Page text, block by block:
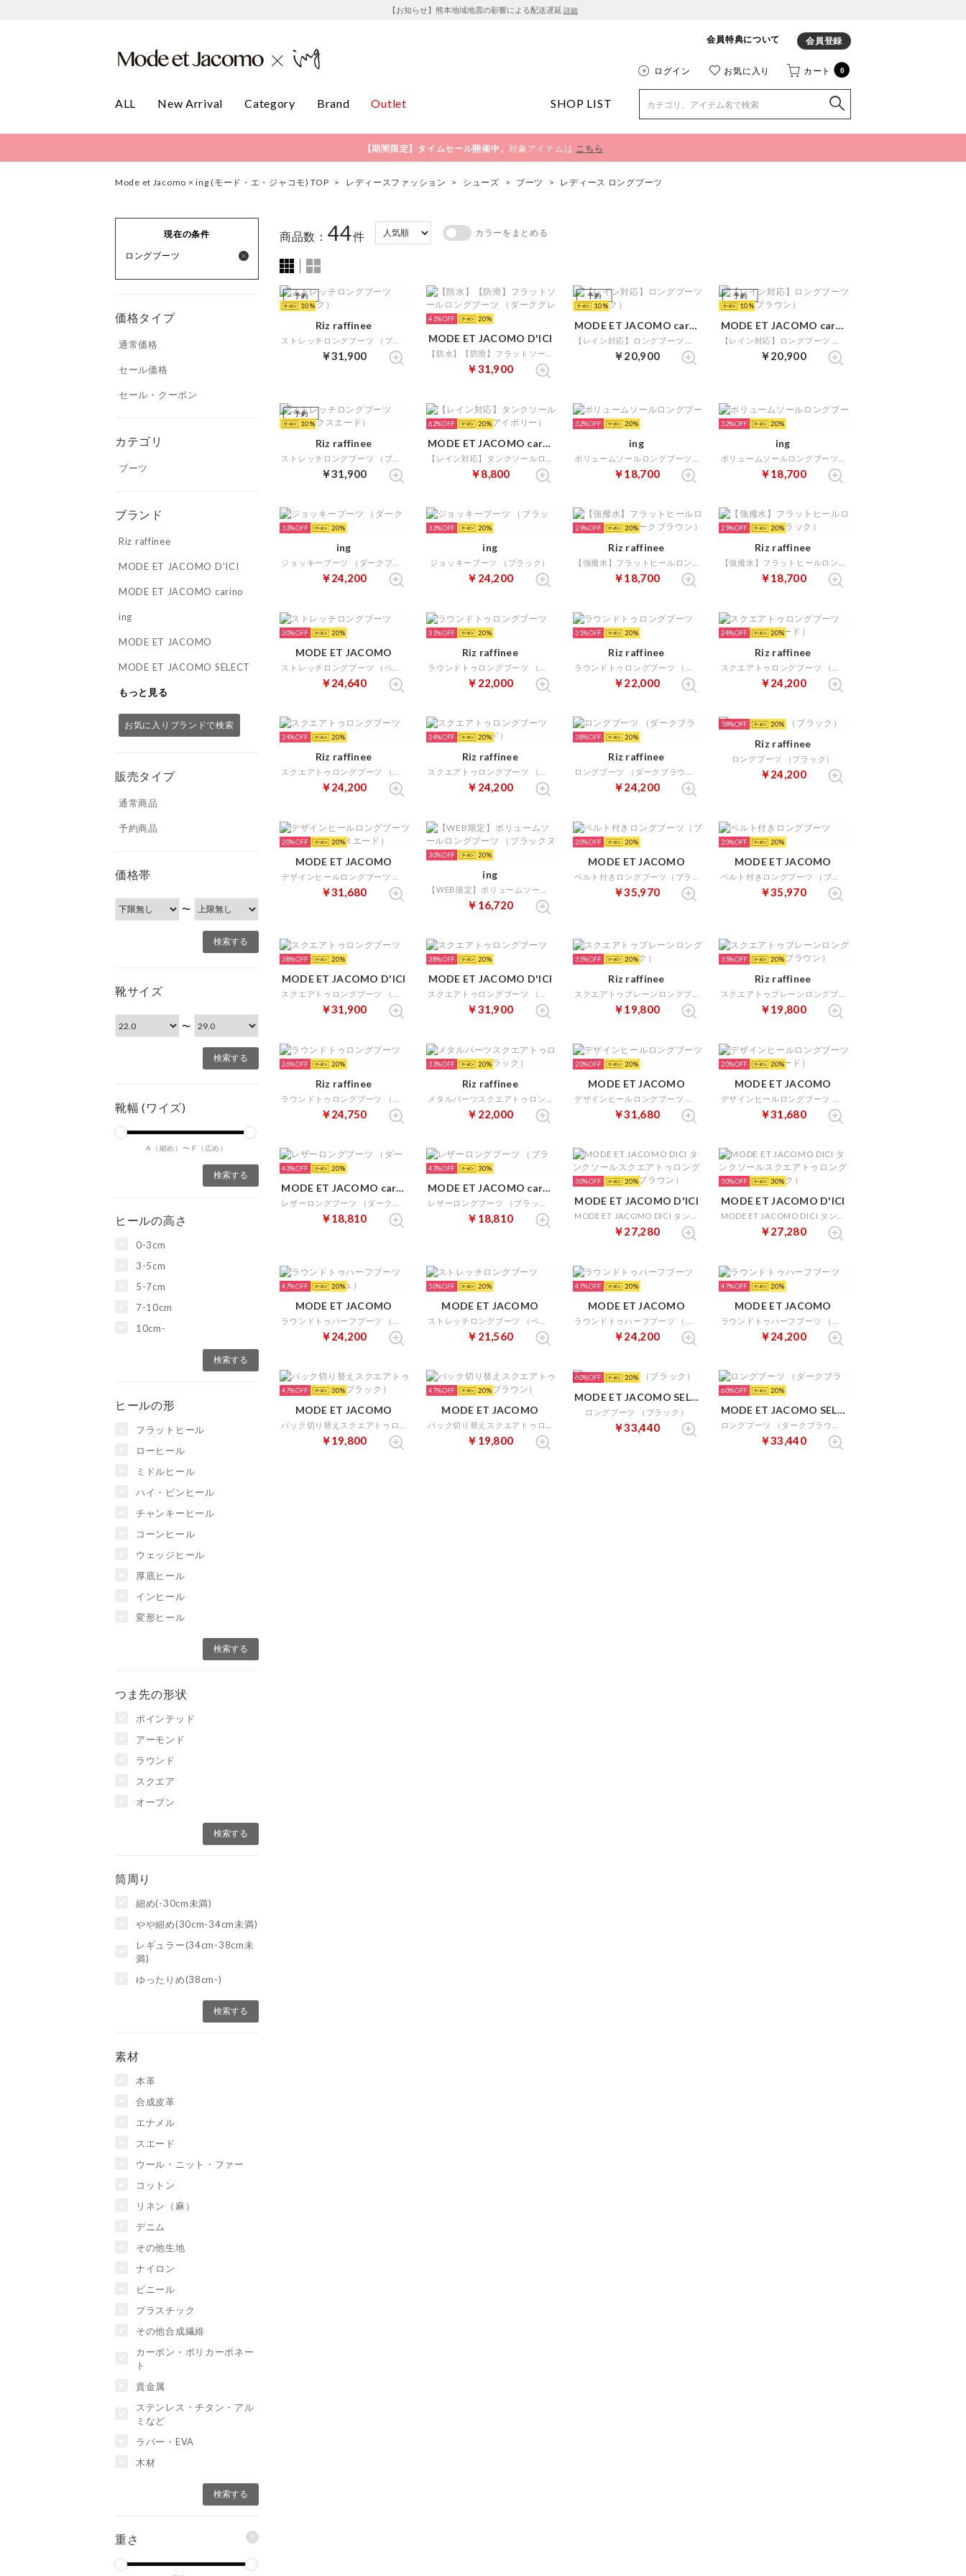
【お知らせ】熊本地域地震の影響による配送遅延 詳細
会員特典について 会員登録
ログイン お気に入り カート 0
ALL New Arrival Category Brand Outlet SHOP LIST
【期間限定】タイムセール開催中。対象アイテムは こちら
Mode et Jacomo × ing (モード・エ・ジャコモ) TOP > レディースファッション > シューズ > ブーツ > レディース ロングブーツ
現在の条件
ロングブーツ
価格タイプ
通常価格
セール価格
セール・クーポン
カテゴリ
ブーツ
ブランド
Riz raffinee
MODE ET JACOMO D'ICI
MODE ET JACOMO carino
ing
MODE ET JACOMO
MODE ET JACOMO SELECT
もっと見る
お気に入りブランドで検索
販売タイプ
通常商品
予約商品
価格帯
〜
靴サイズ
〜
靴幅 (ワイズ)
A（細め）〜 F（広め）
ヒールの高さ
0-3cm
3-5cm
5-7cm
7-10cm
10cm-
ヒールの形
フラットヒール
ローヒール
ミドルヒール
ハイ・ピンヒール
チャンキーヒール
コーンヒール
ウェッジヒール
厚底ヒール
インヒール
変形ヒール
つま先の形状
ポインテッド
アーモンド
ラウンド
スクエア
オープン
筒周り
細め(-30cm未満)
やや細め(30cm-34cm未満)
レギュラー(34cm-38cm未
満)
ゆったりめ(38cm-)
素材
本革
合成皮革
エナメル
スエード
ウール・ニット・ファー
コットン
リネン（麻）
デニム
その他生地
ナイロン
ビニール
プラスチック
その他合成繊維
カーボン・ポリカーボネー
ト
貴金属
ステンレス・チタン・アル
ミなど
ラバー・EVA
木材
重さ ?
商品数： 44件 カラーをまとめる
予約
10
Riz raffinee
￥31,900
41% 20
MODE ET JACOMO D'ICI
￥31,900
予約
10
MODE ET JACOMO carino
￥20,900
予約
10
MODE ET JACOMO carino
￥20,900
予約
10
Riz raffinee
￥31,900
62% 20
MODE ET JACOMO carino
￥8,800
32% 20
ing
￥18,700
32% 20
ing
￥18,700
33% 20
ing
￥24,200
33% 20
ing
ジョッキーブーツ （ブラック）
￥24,200
29% 20
Riz raffinee
￥18,700
29% 20
Riz raffinee
￥18,700
30% 20
MODE ET JACOMO
￥24,640
31% 20
Riz raffinee
￥22,000
31% 20
Riz raffinee
￥22,000
24% 20
Riz raffinee
￥24,200
24% 20
Riz raffinee
￥24,200
24% 20
Riz raffinee
￥24,200
38% 20
Riz raffinee
￥24,200
38% 20
Riz raffinee
ロングブーツ （ブラック）
￥24,200
20% 20
MODE ET JACOMO
￥31,680
30% 20
ing
￥16,720
20% 20
MODE ET JACOMO
￥35,970
20% 20
MODE ET JACOMO
￥35,970
38% 20
MODE ET JACOMO D'ICI
￥31,900
38% 20
MODE ET JACOMO D'ICI
￥31,900
35% 20
Riz raffinee
￥19,800
35% 20
Riz raffinee
￥19,800
26% 20
Riz raffinee
￥24,750
33% 20
Riz raffinee
￥22,000
20% 20
MODE ET JACOMO
￥31,680
20% 20
MODE ET JACOMO
￥31,680
43% 20
MODE ET JACOMO carino
￥18,810
43% 30
MODE ET JACOMO carino
￥18,810
30% 20
MODE ET JACOMO D'ICI
￥27,280
30% 30
MODE ET JACOMO D'ICI
￥27,280
47% 20
MODE ET JACOMO
￥24,200
50% 20
MODE ET JACOMO
￥21,560
47% 20
MODE ET JACOMO
￥24,200
47% 20
MODE ET JACOMO
￥24,200
47% 30
MODE ET JACOMO
￥19,800
47% 20
MODE ET JACOMO
￥19,800
60% 20
MODE ET JACOMO SELECT
ロングブーツ （ブラック）
￥33,440
60% 20
MODE ET JACOMO SELECT
￥33,440